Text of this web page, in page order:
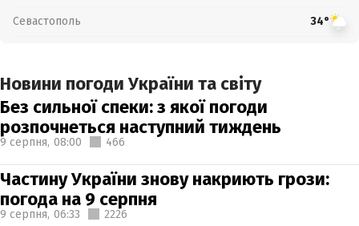
Севастополь 34°
Новини погоди України та світу
Без сильної спеки: з якої погоди
розпочнеться наступний тиждень
9 серпня, 08:00 466
Частину України знову накриють грози:
погода на 9 серпня
9 серпня, 06:33 2226